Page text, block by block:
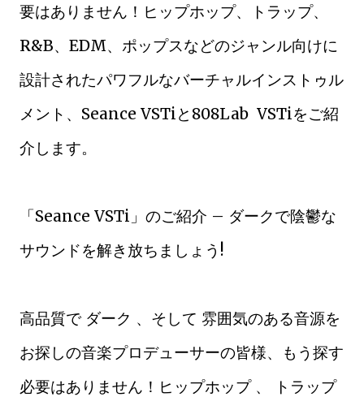
要はありません！ヒップホップ、トラップ、
R&B、EDM、ポップスなどのジャンル向けに
設計されたパワフルなバーチャルインストゥル
メント、Seance VSTiと808Lab VSTiをご紹
介します。
「Seance VSTi」のご紹介 – ダークで陰鬱な
サウンドを解き放ちましょう!
高品質で ダーク 、そして 雰囲気のある音源を
お探しの音楽プロデューサーの皆様、もう探す
必要はありません！ヒップホップ 、 トラップ